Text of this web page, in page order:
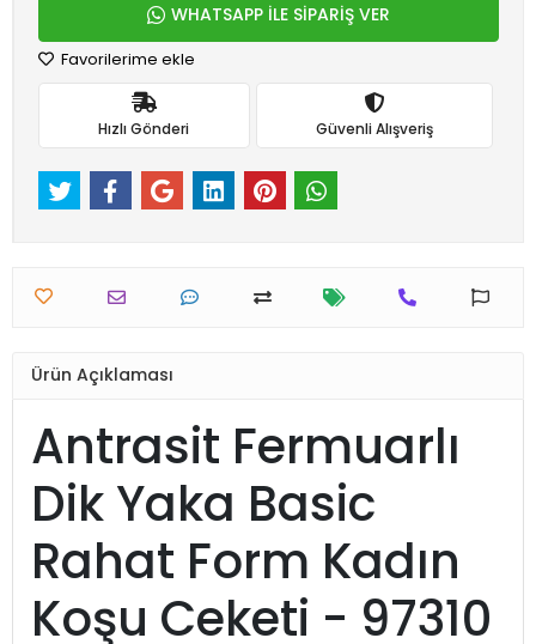
WHATSAPP İLE SİPARİŞ VER
Favorilerime ekle
Hızlı Gönderi Güvenli Alışveriş
Ürün Açıklaması
Antrasit Fermuarlı
Dik Yaka Basic
Rahat Form Kadın
Koşu Ceketi - 97310